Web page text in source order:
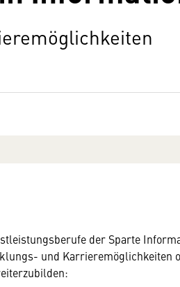
der Sparte
und Karrieremöglichkeiten